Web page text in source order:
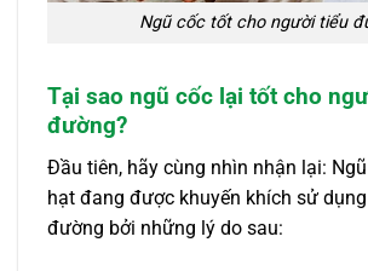
Ngũ cốc tốt cho người tiểu
Tại sao ngũ cốc lại tốt cho
đường?
Đầu tiên, hãy cùng nhìn nhận lại:
hạt đang được khuyến khích sử
đường bởi những lý do sau: